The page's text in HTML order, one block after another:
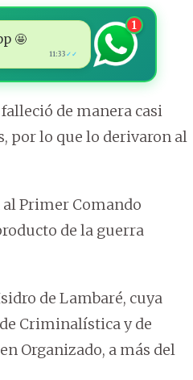
🤩
11:33 ✓✓
1
de manera casi
por lo que lo derivaron al
Primer Comando
de la guerra
de Lambaré, cuya
Criminalística y de
Organizado, a más del